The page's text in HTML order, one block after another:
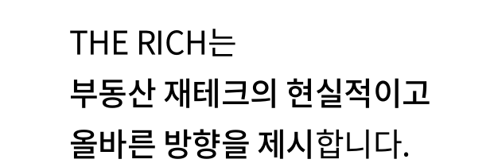
THE RICH는
부동산 재테크의 현실적이고
올바른 방향을 제시합니다.